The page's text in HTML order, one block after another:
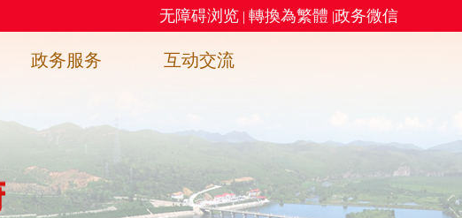
无障碍浏览 | 轉換為繁體 |政务微信
政务服务 互动交流